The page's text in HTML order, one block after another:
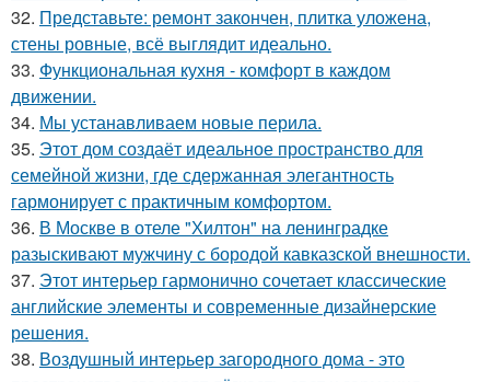
32. Представьте: ремонт закончен, плитка уложена,
стены ровные, всё выглядит идеально.
33. Функциональная кухня - комфорт в каждом
движении.
34. Мы устанавливаем новые перила.
35. Этот дом создаёт идеальное пространство для
семейной жизни, где сдержанная элегантность
гармонирует с практичным комфортом.
36. В Москве в отеле "Хилтон" на ленинградке
разыскивают мужчину с бородой кавказской внешности.
37. Этот интерьер гармонично сочетает классические
английские элементы и современные дизайнерские
решения.
38. Воздушный интерьер загородного дома - это